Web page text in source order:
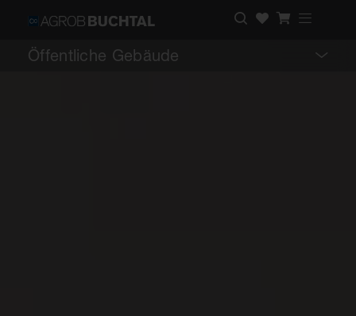
Öffentliche Gebäude